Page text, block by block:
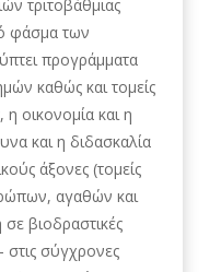
τριτοβάθμιας
φάσμα των
προγράμματα
καθώς και τομείς
η οικονομία και η
και η διδασκαλία
άξονες (τομείς
αγαθών και
βιοδραστικές
στις σύγχρονες